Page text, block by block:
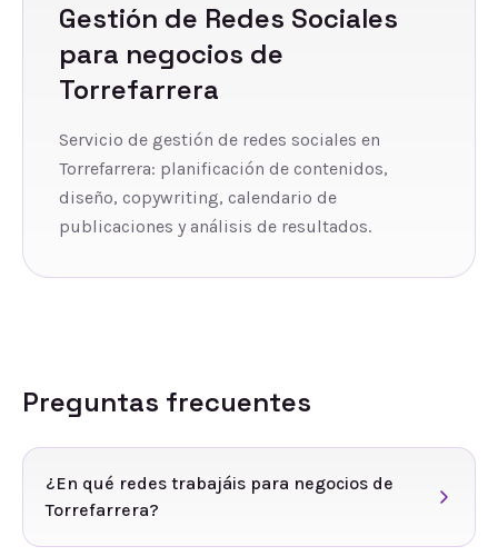
Gestión de Redes Sociales
para negocios de
Torrefarrera
Servicio de gestión de redes sociales en
Torrefarrera: planificación de contenidos,
diseño, copywriting, calendario de
publicaciones y análisis de resultados.
Preguntas frecuentes
¿En qué redes trabajáis para negocios de
Torrefarrera?